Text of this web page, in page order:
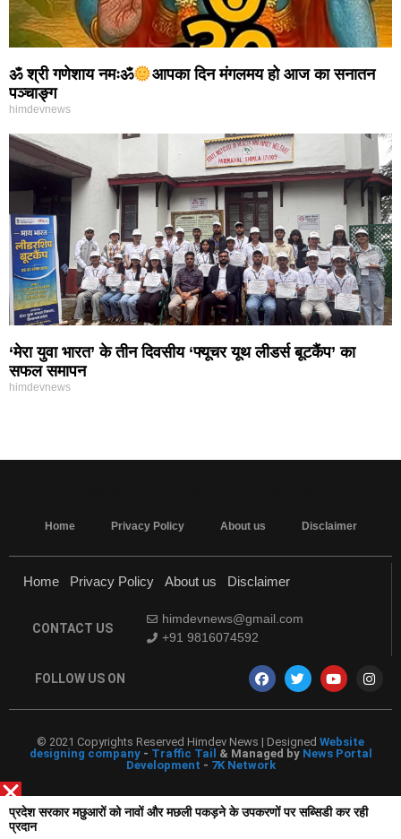
ॐ श्री गणेशाय नमःॐ
आपका दिन मंगलमय हो आज का सनातन
पञ्चाङ्ग
himdevnews
‘मेरा युवा भारत’ के तीन दिवसीय ‘फ्यूचर यूथ लीडर्स बूटकैंप’ का
सफल समापन
himdevnews
Home Privacy Policy About us Disclaimer
Home Privacy Policy About us Disclaimer
CONTACT US
himdevnews@gmail.com
+91 9816074592
FOLLOW US ON
© 2021 Copyrights Reserved Himdev News | Designed Website
designing company- Traffic Tail & Managed by News Portal
Development - 7K Network
प्रदेश सरकार मछुआरों को नावों और मछली पकड़ने के उपकरणों पर सब्सिडी कर रही
प्रदान